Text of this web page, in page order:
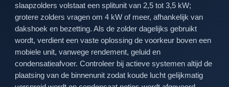
slaapzolders volstaat een splitunit van 2,5 tot 3,5 kW;
grotere zolders vragen om 4 kW of meer, afhankelijk van
dakshoek en bezetting. Als de zolder dagelijks gebruikt
wordt, verdient een vaste oplossing de voorkeur boven een
mobiele unit, vanwege rendement, geluid en
condensatieafvoer. Controleer bij actieve systemen altijd de
plaatsing van de binnenunit zodat koude lucht gelijkmatig